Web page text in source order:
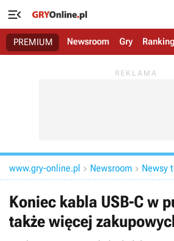

PREMIUM Newsroom Gry
www.gry-online.pl  Newsroom  Newsy
Koniec kabla USB-C w
także więcej